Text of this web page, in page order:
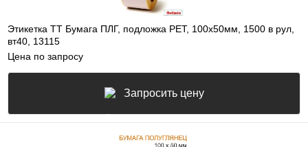
Этикетка ТТ Бумага ПЛГ, подложка РЕТ, 100х50мм, 1500 в рул,
вт40, 13115
Цена по запросу
Запросить цену